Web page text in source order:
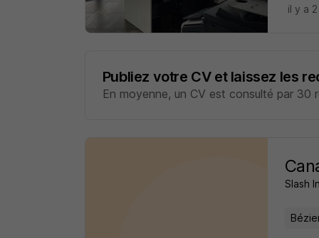
il y a
Publiez votre CV et laissez les
En moyenne, un CV est consulté par 30
Slash